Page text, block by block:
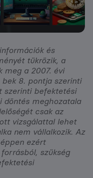
és
tükrözik, a
meg a 2007. évi
bek 8. pontja szerinti
szerinti befektetési
döntés meghozatala
csak az
vizsgálattal lehet
nem vállalkozik. Az
ezért
szükség